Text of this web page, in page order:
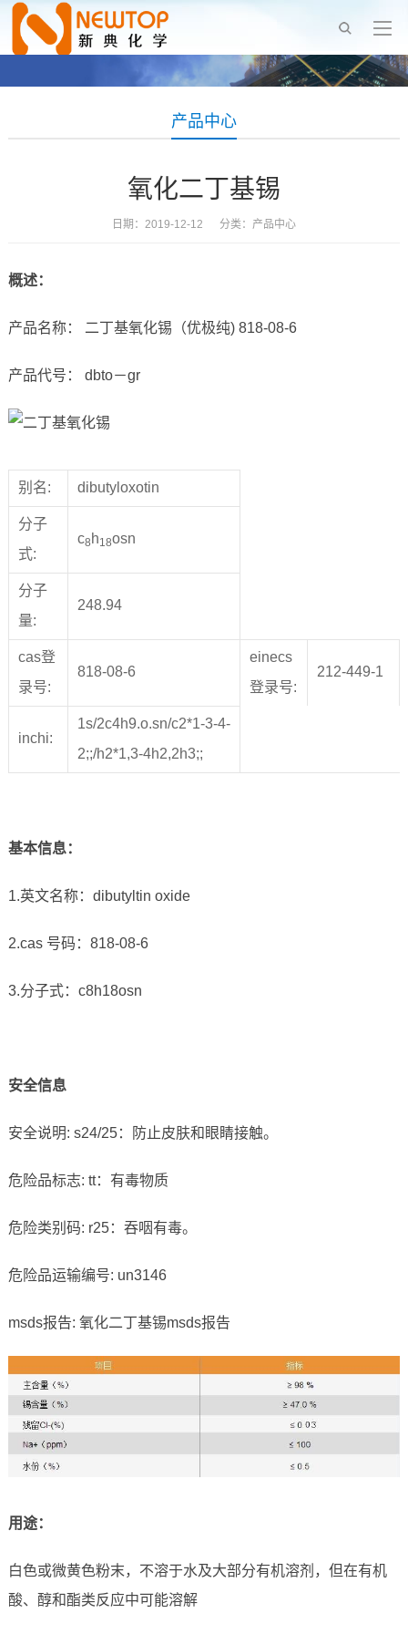
产品中心
氧化二丁基锡
日期：2019-12-12 分类： 产品中心
概述：
产品名称： 二丁基氧化锡（优极纯) 818-08-6
产品代号： dbto－gr
别名: dibutyloxotin
分子
式:
c8 h18osn
分子
量:
248.94
cas登
录号:
818-08-6
einecs
登录号:
212-449-1
inchi:
1s/2c4h9.o.sn/c2*1-3-4-
2;;/h2*1,3-4h2,2h3;;
基本信息：
1.英文名称：dibutyltin oxide
2.cas 号码：818-08-6
3.分子式：c8h18osn
安全信息
安全说明: s24/25：防止皮肤和眼睛接触。
危险品标志: tt：有毒物质
危险类别码: r25：吞咽有毒。
危险品运输编号: un3146
msds报告: 氧化二丁基锡msds报告
用途：
白色或微黄色粉末，不溶于水及大部分有机溶剂，但在有机
酸、醇和酯类反应中可能溶解